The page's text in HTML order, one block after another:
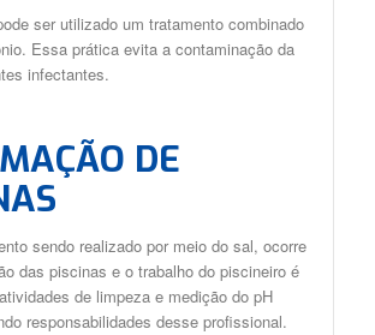
ser utilizado um tratamento combinado
Essa prática evita a contaminação da
infectantes.
DE
sendo realizado por meio do sal, ocorre
das piscinas e o trabalho do piscineiro é
de limpeza e medição do pH
responsabilidades desse profissional.